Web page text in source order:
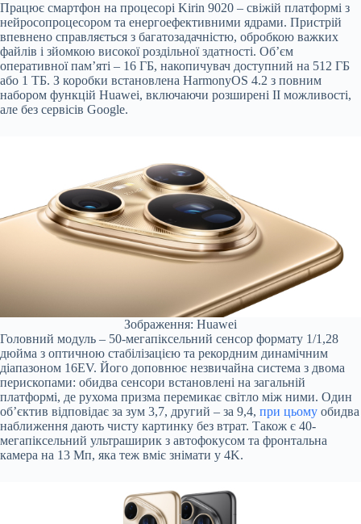
Працює смартфон на процесорі Kirin 9020 – свіжій платформі з
нейросопроцесором та енергоефективними ядрами. Пристрій
впевнено справляється з багатозадачністю, обробкою важких
файлів і зйомкою високої роздільної здатності. Об’єм
оперативної пам’яті – 16 ГБ, накопичувач доступний на 512 ГБ
або 1 ТБ. З коробки встановлена HarmonyOS 4.2 з повним
набором функцій Huawei, включаючи розширені ІІ можливості,
але без сервісів Google.
Зображення: Huawei
Головний модуль – 50-мегапіксельний сенсор формату 1/1,28
дюйма з оптичною стабілізацією та рекордним динамічним
діапазоном 16EV. Його доповнює незвичайна система з двома
перископами: обидва сенсори встановлені на загальній
платформі, де рухома призма перемикає світло між ними. Один
об’єктив відповідає за зум 3,7, другий – за 9,4, при цьому обидва
наближення дають чисту картинку без втрат. Також є 40-
мегапіксельний ультраширик з автофокусом та фронтальна
камера на 13 Мп, яка теж вміє знімати у 4K.